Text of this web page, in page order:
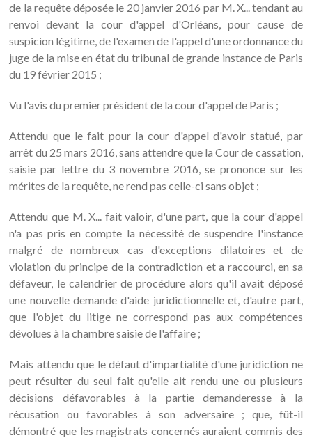
de la requête déposée le 20 janvier 2016 par M. X... tendant au
renvoi devant la cour d'appel d'Orléans, pour cause de
suspicion légitime, de l'examen de l'appel d'une ordonnance du
juge de la mise en état du tribunal de grande instance de Paris
du 19 février 2015 ;
Vu l'avis du premier président de la cour d'appel de Paris ;
Attendu que le fait pour la cour d'appel d'avoir statué, par
arrêt du 25 mars 2016, sans attendre que la Cour de cassation,
saisie par lettre du 3 novembre 2016, se prononce sur les
mérites de la requête, ne rend pas celle-ci sans objet ;
Attendu que M. X... fait valoir, d'une part, que la cour d'appel
n'a pas pris en compte la nécessité de suspendre l'instance
malgré de nombreux cas d'exceptions dilatoires et de
violation du principe de la contradiction et a raccourci, en sa
défaveur, le calendrier de procédure alors qu'il avait déposé
une nouvelle demande d'aide juridictionnelle et, d'autre part,
que l'objet du litige ne correspond pas aux compétences
dévolues à la chambre saisie de l'affaire ;
Mais attendu que le défaut d'impartialité d'une juridiction ne
peut résulter du seul fait qu'elle ait rendu une ou plusieurs
décisions défavorables à la partie demanderesse à la
récusation ou favorables à son adversaire ; que, fût-il
démontré que les magistrats concernés auraient commis des